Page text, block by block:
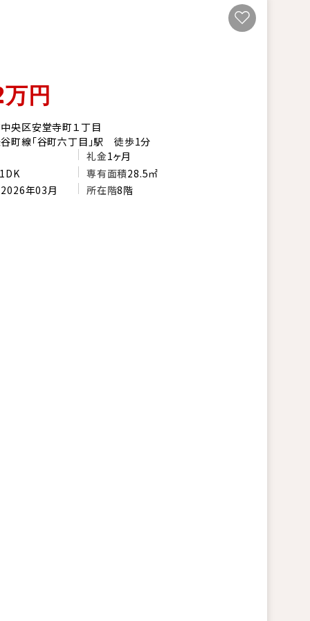
万円
央区安堂寺町１丁目
町線「谷町六丁目」駅 徒歩1分
礼金1ヶ月
1DK 専有面積28.5㎡
2026年03月 所在階8階